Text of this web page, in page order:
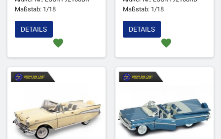
Maßstab: 1/18
favorite
DETAILS
Maßstab: 1/18
favorite
DETAILS